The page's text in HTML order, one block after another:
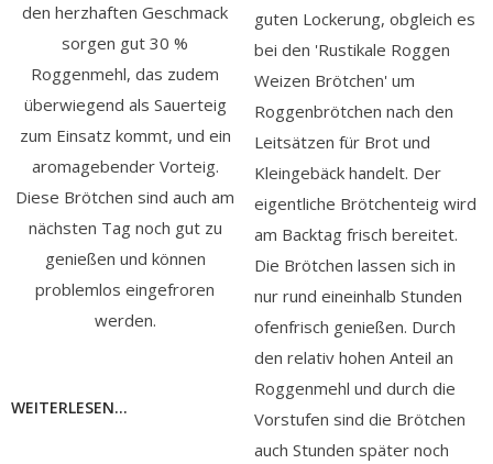
den herzhaften Geschmack
sorgen gut 30 %
Roggenmehl, das zudem
überwiegend als Sauerteig
zum Einsatz kommt, und ein
aromagebender Vorteig.
Diese Brötchen sind auch am
nächsten Tag noch gut zu
genießen und können
problemlos eingefroren
werden.
WEITERLESEN...
guten Lockerung, obgleich es
bei den 'Rustikale Roggen
Weizen Brötchen' um
Roggenbrötchen nach den
Leitsätzen für Brot und
Kleingebäck handelt. Der
eigentliche Brötchenteig wird
am Backtag frisch bereitet.
Die Brötchen lassen sich in
nur rund eineinhalb Stunden
ofenfrisch genießen. Durch
den relativ hohen Anteil an
Roggenmehl und durch die
Vorstufen sind die Brötchen
auch Stunden später noch